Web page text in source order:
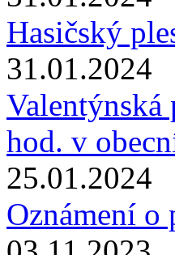
Hasičský
31.01.2024
Valentýnská
hod. v
25.01.2024
Oznámení o